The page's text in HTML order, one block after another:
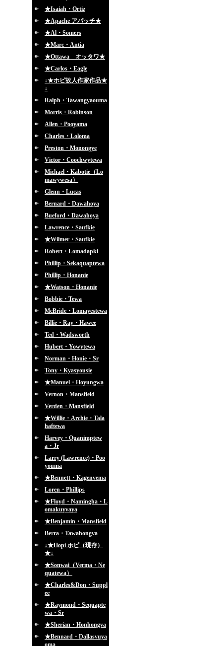
★Isaiah・Ortiz
★Apache アパッチ★
★Al・Somers
★Marc・Antia
★Ottawa オッタワ★
★Carlos・Eagle
↓★ホピ故人作家作品★
↓
Ralph・Tawangyaouma
Morris・Robinson
Allen・Pooyama
Charles・Loloma
Preston・Monongye
Victor・Coochwytewa
Michael・Kabotie（Lo
mawywesa）
Glenn・Lucas
Bernard・Dawahoya
Bueford・Dawahoya
Lawrence・Saufkie
★Wilmer・Saufkie
Robert・Lomadapki
Phillip・Sekaquaptewa
Phillip・Honanie
★Watson・Honanie
Bobbie・Tewa
McBride・Lomayestewa
Billie・Ray・Hawee
Ted・Wadsworth
Hubert・Yowytewa
Norman・Honie・Sr
Tony・Kyasyousie
★Manuel・Hoyungwa
Vernon・Mansfield
Verden・Mansfield
★Willie・Archie・Tala
haftewa
Harvey・Quanimptew
a・Jr
Larry (Lawrence)・Poo
youma
★Bennett・Kagenvema
Loren・Phillips
★Floyd・Namingha・L
omakuyvaya
★Benjamin・Mansfield
Berra・Tawahongva
↓★Hopi ホピ（現存）
★↓
★Sonwai（Verma・Ne
quatewa）
★Charles&Don・Suppl
ee
★Raymond・Sequapte
wa・Sr
★Sherian・Honhongva
★Bennard・Dallasvuya
oma